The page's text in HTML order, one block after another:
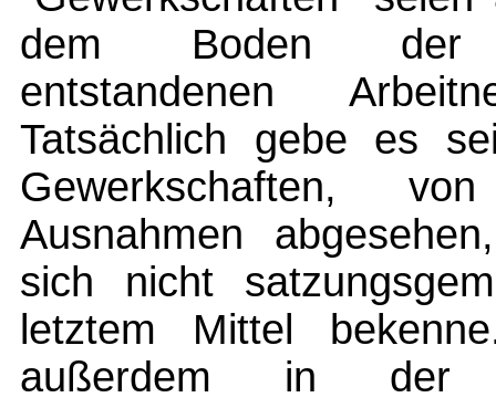
dem Boden der
entstandenen
Tatsächlich gebe es
Gewerkschaften,
Ausnahmen
sich nicht
letztem Mittel
außerdem in der